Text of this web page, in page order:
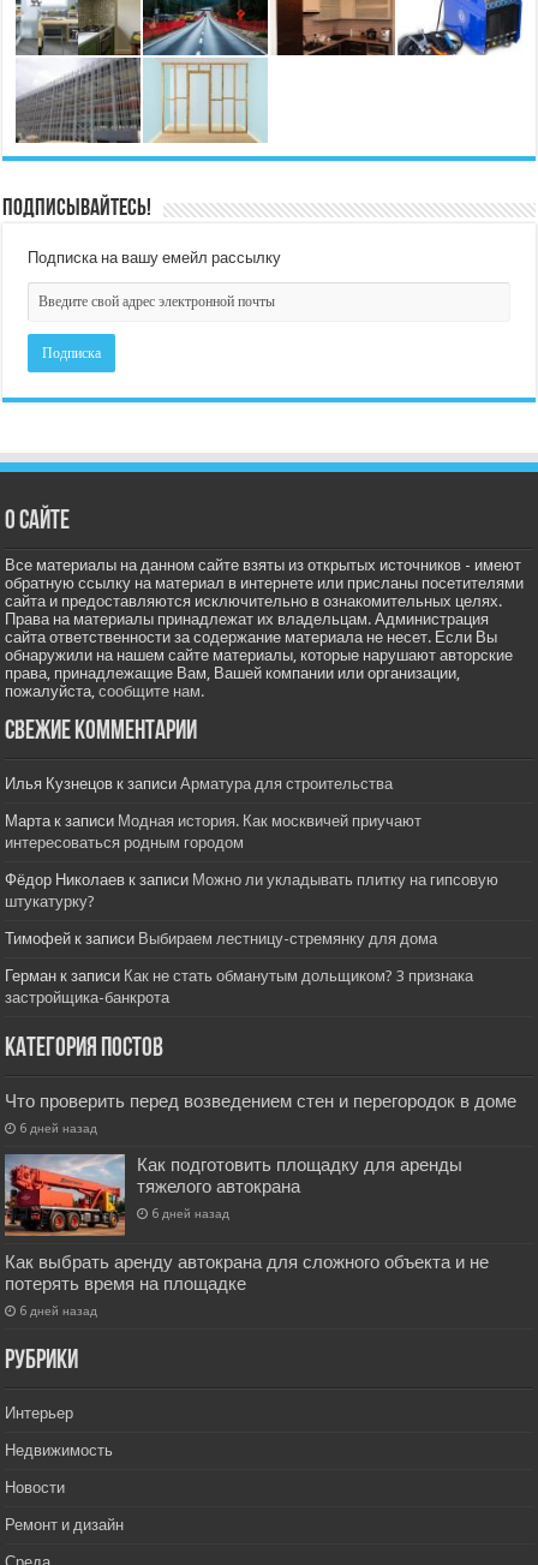
Подписывайтесь!
Подписка на вашу емейл рассылку
О сайте
Все материалы на данном сайте взяты из открытых источников - имеют
обратную ссылку на материал в интернете или присланы посетителями
сайта и предоставляются исключительно в ознакомительных целях.
Права на материалы принадлежат их владельцам. Администрация
сайта ответственности за содержание материала не несет. Если Вы
обнаружили на нашем сайте материалы, которые нарушают авторские
права, принадлежащие Вам, Вашей компании или организации,
пожалуйста,сообщите нам.
Свежие комментарии
Илья Кузнецов к записиАрматура для строительства
Марта к записи Модная история. Как москвичей приучают
интересоваться родным городом
Фёдор Николаев к записи Можно ли укладывать плитку на гипсовую
штукатурку?
Тимофей к записи Выбираем лестницу-стремянку для дома
Герман к записи Как не стать обманутым дольщиком? 3 признака
застройщика-банкрота
Категория постов
Что проверить перед возведением стен и перегородок в доме
6 дней назад
Как подготовить площадку для аренды
тяжелого автокрана
6 дней назад
Как выбрать аренду автокрана для сложного объекта и не
потерять время на площадке
6 дней назад
РУбрики
Интерьер
Недвижимость
Новости
Ремонт и дизайн